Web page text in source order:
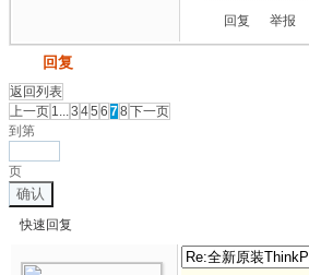
回复 举报
回复
返回列表
上一页 1...3 45 6 78 下一页
到第
页
确认
快速回复